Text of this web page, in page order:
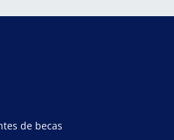
de becas